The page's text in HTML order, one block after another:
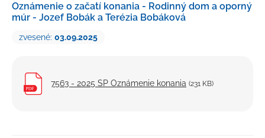
Oznámenie o začatí konania - Rodinný dom a oporný
múr - Jozef Bobák a Terézia Bobáková
zvesené: 03.09.2025
7563 - 2025 SP Oznámenie konania (231 KB)